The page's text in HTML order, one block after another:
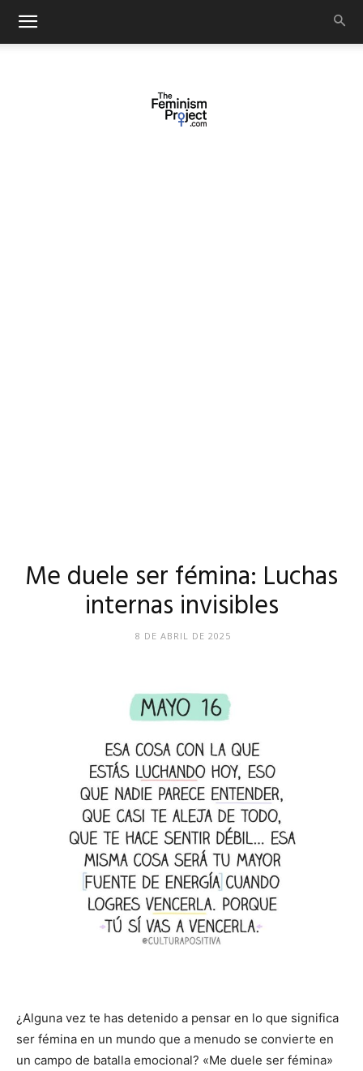
Me duele ser fémina: Luchas
internas invisibles
8 DE ABRIL DE 2025
¿Alguna vez te has detenido a pensar en lo que significa
ser fémina en un mundo que a menudo se convierte en
un campo de batalla emocional? «Me duele ser fémina»